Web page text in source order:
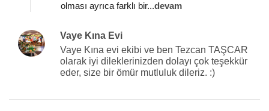
olması ayrıca farklı bir...devam
Vaye Kına Evi
Vaye Kına evi ekibi ve ben Tezcan TAŞCAR
olarak iyi dileklerinizden dolayı çok teşekkür
eder, size bir ömür mutluluk dileriz. :)